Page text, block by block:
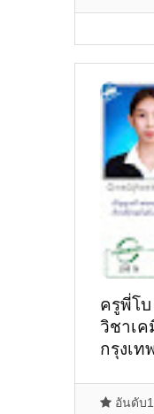
ครูพี่โบ
วิชาเค
กรุงเ
อันดับ